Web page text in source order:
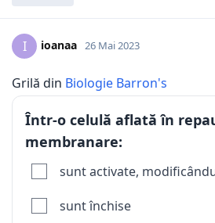
I ioanaa 26 Mai 2023